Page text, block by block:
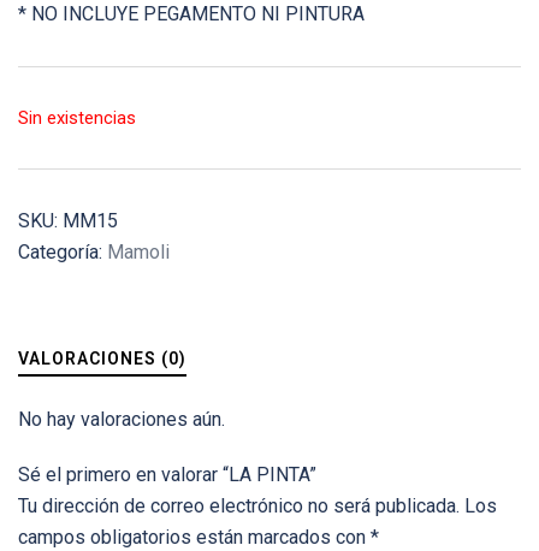
* NO INCLUYE PEGAMENTO NI PINTURA
Sin existencias
SKU: MM15
Categoría: Mamoli
VALORACIONES (0)
No hay valoraciones aún.
Sé el primero en valorar “LA PINTA”
Tu dirección de correo electrónico no será publicada. Los
campos obligatorios están marcados con *